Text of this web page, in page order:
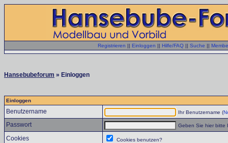
Registrieren || Einloggen || Hilfe/FAQ || Suche ||
Hansebubeforum » Einloggen
Einloggen
Benutzername Ihr Benutzername (
Passwort Geben Sie hier bitte
Cookies
Cookies benutzen?